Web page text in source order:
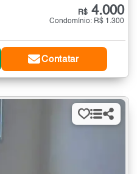
R$ 4.000
Condomínio: R$ 1.300
Contatar